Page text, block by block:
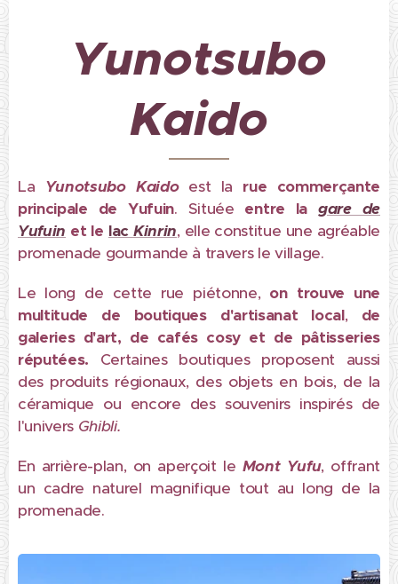
Yunotsubo
Kaido
La Yunotsubo Kaidoest la rue commerçante
principale de Yufuin. Située entre lagare de
Yufuin et le lac Kinrin, elle constitue une agréable
promenade gourmande à travers le village.
Le long de cette rue piétonne, on trouve une
multitude de boutiques d'artisanat local, de
galeries d'art, de cafés cosy et de pâtisseries
réputées. Certaines boutiques proposent aussi
des produits régionaux, des objets en bois, de la
céramique ou encore des souvenirs inspirés de
l'univers Ghibli.
En arrière-plan, on aperçoit le Mont Yufu, offrant
un cadre naturel magnifique tout au long de la
promenade.